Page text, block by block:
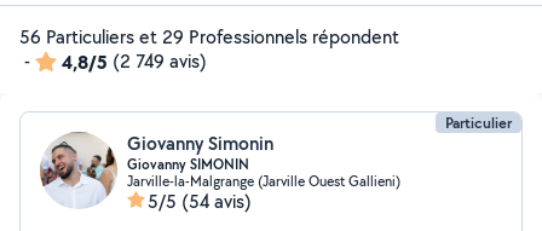
56 Particuliers et 29 Professionnels répondent
-
4,8/5 (2 749 avis)
Particulier
Giovanny Simonin
Giovanny SIMONIN
Jarville-la-Malgrange (Jarville Ouest Gallieni)
5/5 (54 avis)